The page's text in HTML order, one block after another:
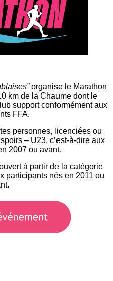
organise le Marathon
km de la Chaume dont le
support conformément aux
FFA.
personnes, licenciées ou
– U23, c’est-à-dire aux
2007 ou avant.
à partir de la catégorie
participants nés en 2011 ou